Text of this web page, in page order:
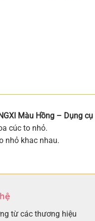
Màu Hồng – Dụng
cúc to nhỏ.
nhỏ khac nhau.
từ các thương hiệu